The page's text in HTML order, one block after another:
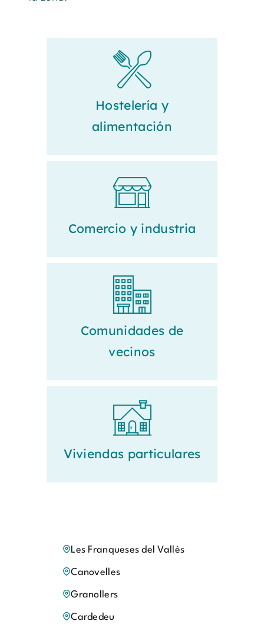
Hostelería y
alimentación
Comercio y industria
Comunidades de
vecinos
Viviendas particulares
Les Franqueses del Vallès
Canovelles
Granollers
Cardedeu